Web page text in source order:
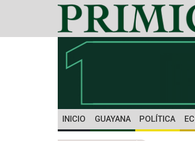
INICIO GUAYANA POLÍTICA